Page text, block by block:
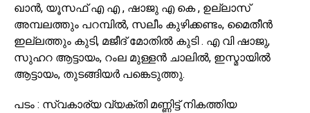
ഖാൻ, യൂസഫ് എ എ , ഷാജു എ കെ , ഉല്ലാസ്
അമ്പലത്തും പറമ്പിൽ, സലീം കുഴിക്കണ്ടം, മൈതീൻ
ഇല്ലത്തും കുടി, മജീദ് മോതിൽ കുടി . എ വി ഷാജു,
സുഹറ ആട്ടായം, റംല മുള്ളൻ ചാലിൽ, ഇസ്മായിൽ
ആട്ടായം, തുടങ്ങിയർ പങ്കെടുത്തു.
പടം : സ്വകാര്യ വ്യക്തി മണ്ണിട്ട് നികത്തിയ